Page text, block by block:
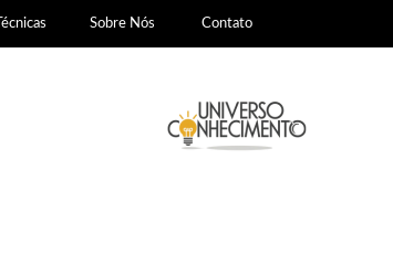
Técnicas Sobre Nós Contato